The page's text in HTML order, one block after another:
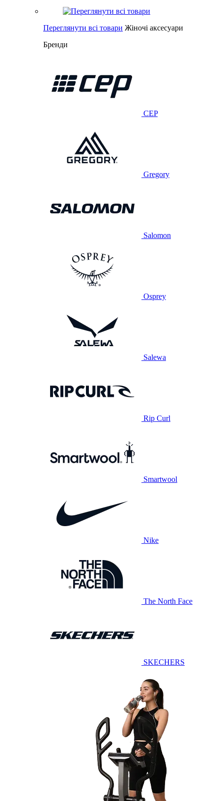
Переглянути всі товари Жіночі аксесуари
Бренди
CEP
Gregory
Salomon
Osprey
Salewa
Rip Curl
Smartwool
Nike
The North Face
SKECHERS